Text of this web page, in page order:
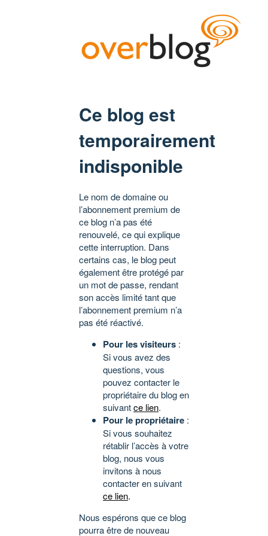
Ce blog est
temporairement
indisponible
Le nom de domaine ou
l’abonnement premium de
ce blog n’a pas été
renouvelé, ce qui explique
cette interruption. Dans
certains cas, le blog peut
également être protégé par
un mot de passe, rendant
son accès limité tant que
l’abonnement premium n’a
pas été réactivé.
Pour les visiteurs :
Si vous avez des
questions, vous
pouvez contacter le
propriétaire du blog en
suivantce lien.
Pour le propriétaire :
Si vous souhaitez
rétablir l’accès à votre
blog, nous vous
invitons à nous
contacter en suivant
ce lien.
Nous espérons que ce blog
pourra être de nouveau